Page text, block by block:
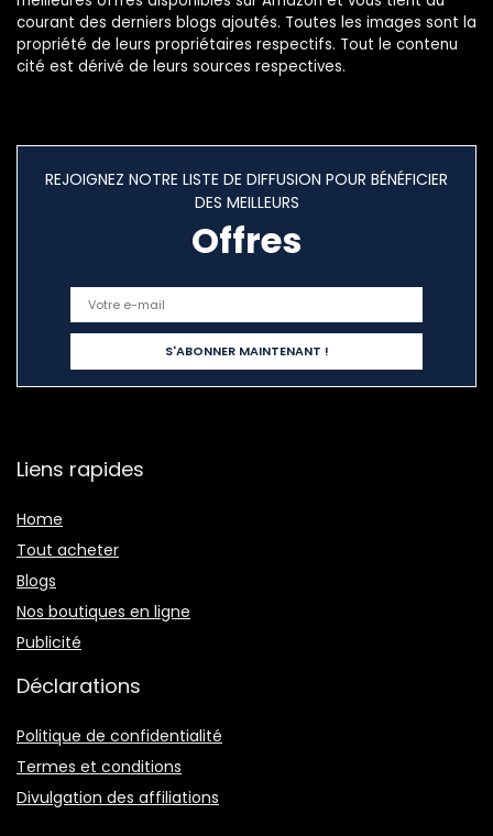
courant des derniers blogs ajoutés. Toutes les images sont la
propriété de leurs propriétaires respectifs. Tout le contenu
cité est dérivé de leurs sources respectives.
REJOIGNEZ NOTRE LISTE DE DIFFUSION POUR BÉNÉFICIER
DES MEILLEURS
Offres
Liens rapides
Home
Tout acheter
Blogs
Nos boutiques en ligne
Publicité
Déclarations
Politique de confidentialité
Termes et conditions
Divulgation des affiliations